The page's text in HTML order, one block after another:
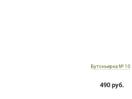
Бутоньерка № 10
490 руб.